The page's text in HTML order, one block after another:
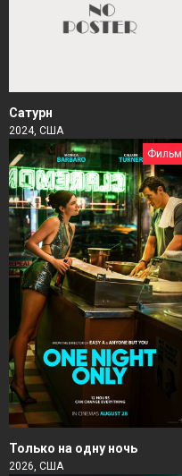
Сатурн
2024, США
Фильм
Только на одну ночь
2026, США